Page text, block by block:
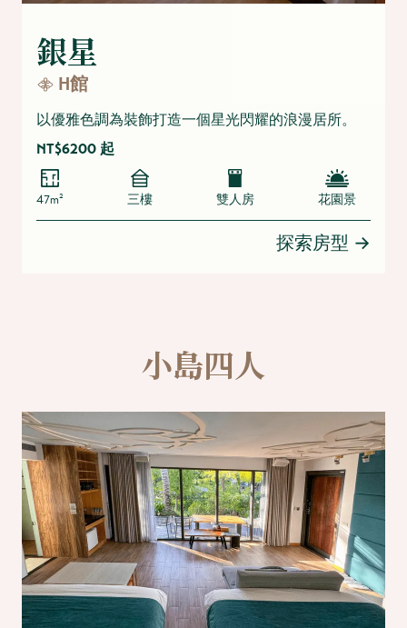
銀星
H館
以優雅色調為裝飾打造一個星光閃耀的浪漫居所。
NT$6200 起
47m² 三樓 雙人房 花園景
探索房型 →
小島四人